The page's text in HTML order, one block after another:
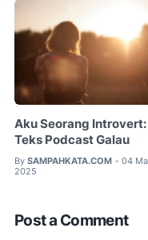
Aku Seorang Introvert:
Teks Podcast Galau
By SAMPAHKATA.COM • 04
2025
Post a Comment